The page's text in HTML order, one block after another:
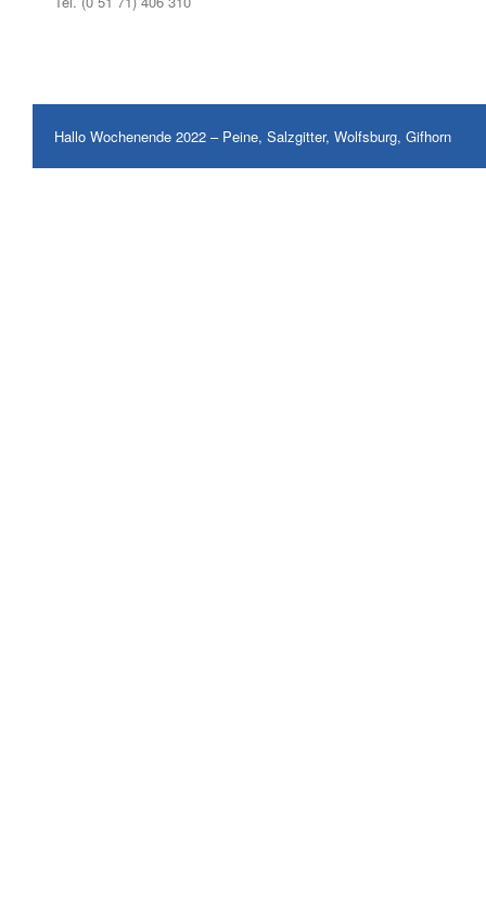
Hallo Wochenende 2022 – Peine, Salzgitter, Wolfsburg, Gifhorn